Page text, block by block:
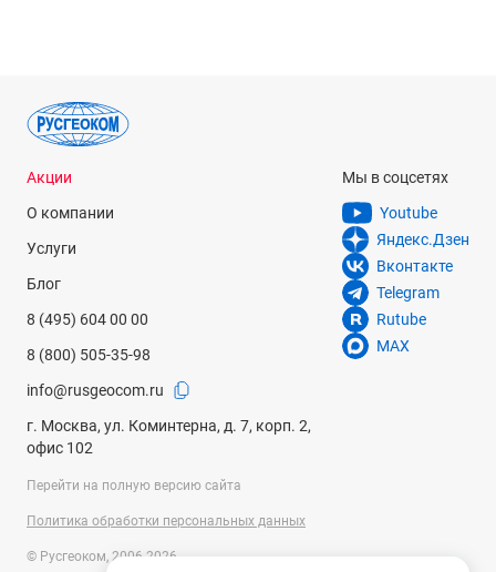
Акции
О компании
Услуги
Блог
8 (495) 604 00 00
8 (800) 505-35-98
info@rusgeocom.ru
г. Москва, ул. Коминтерна, д. 7, корп. 2,
офис 102
Мы в соцсетях
Youtube
Яндекс.Дзен
Вконтакте
Telegram
Rutube
MAX
Перейти на полную версию сайта
Политика обработки персональных данных
© Русгеоком, 2006-2026